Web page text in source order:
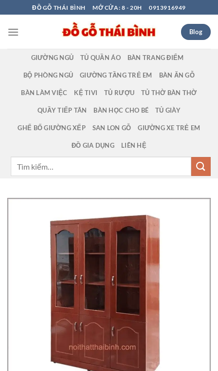
qua
nội
ĐỒ GỖ THÁI BÌNH MỞ CỬA: 8 - 20H 0913916949
Blog
GIƯỜNG NGỦ TỦ QUẦN ÁO BÀN TRANG ĐIỂM
BỘ PHÒNG NGỦ GIƯỜNG TẦNG TRẺ EM BÀN ĂN GỖ
BÀN LÀM VIỆC KỆ TIVI TỦ RƯỢU TỦ THỜ BÀN THỜ
QUẦY TIẾP TÂN BÀN HỌC CHO BÉ TỦ GIÀY
GHẾ BỐ GIƯỜNG XẾP SAN LON GỖ GIƯỜNG XE TRẺ EM
ĐỒ GIA DỤNG LIÊN HỆ